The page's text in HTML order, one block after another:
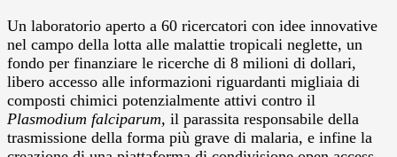
Un laboratorio aperto a 60 ricercatori con idee innovative
nel campo della lotta alle malattie tropicali neglette, un
fondo per finanziare le ricerche di 8 milioni di dollari,
libero accesso alle informazioni riguardanti migliaia di
composti chimici potenzialmente attivi contro il
Plasmodium falciparum, il parassita responsabile della
trasmissione della forma più grave di malaria, e infine la